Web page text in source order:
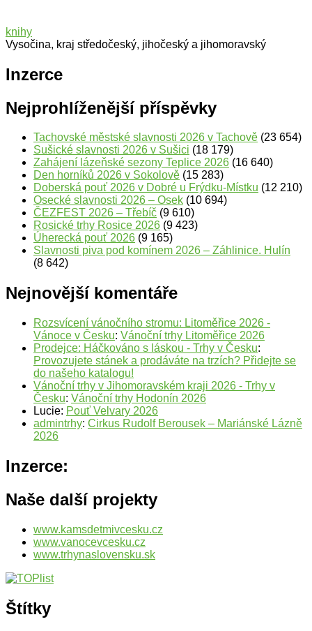
knihy
Vysočina, kraj středočeský, jihočeský a jihomoravský
Inzerce
Nejprohlíženější příspěvky
Tachovské městské slavnosti 2026 v Tachově (23 654)
Sušické slavnosti 2026 v Sušici (18 179)
Zahájení lázeňské sezony Teplice 2026 (16 640)
Den horníků 2026 v Sokolově (15 283)
Doberská pouť 2026 v Dobré u Frýdku-Místku (12 210)
Osecké slavnosti 2026 – Osek (10 694)
ČEZFEST 2026 – Třebíč (9 610)
Rosické trhy Rosice 2026 (9 423)
Úherecká pouť 2026 (9 165)
Slavnosti piva pod komínem 2026 – Záhlinice. Hulín
(8 642)
Nejnovější komentáře
Rozsvícení vánočního stromu: Litoměřice 2026 -
Vánoce v Česku: Vánoční trhy Litoměřice 2026
Prodejce: Háčkováno s láskou - Trhy v Česku:
Provozujete stánek a prodáváte na trzích? Přidejte se
do našeho katalogu!
Vánoční trhy v Jihomoravském kraji 2026 - Trhy v
Česku: Vánoční trhy Hodonín 2026
Lucie: Pouť Velvary 2026
admintrhy: Cirkus Rudolf Berousek – Mariánské Lázně
2026
Inzerce:
Naše další projekty
www.kamsdetmivcesku.cz
www.vanocevcesku.cz
www.trhynaslovensku.sk
Štítky